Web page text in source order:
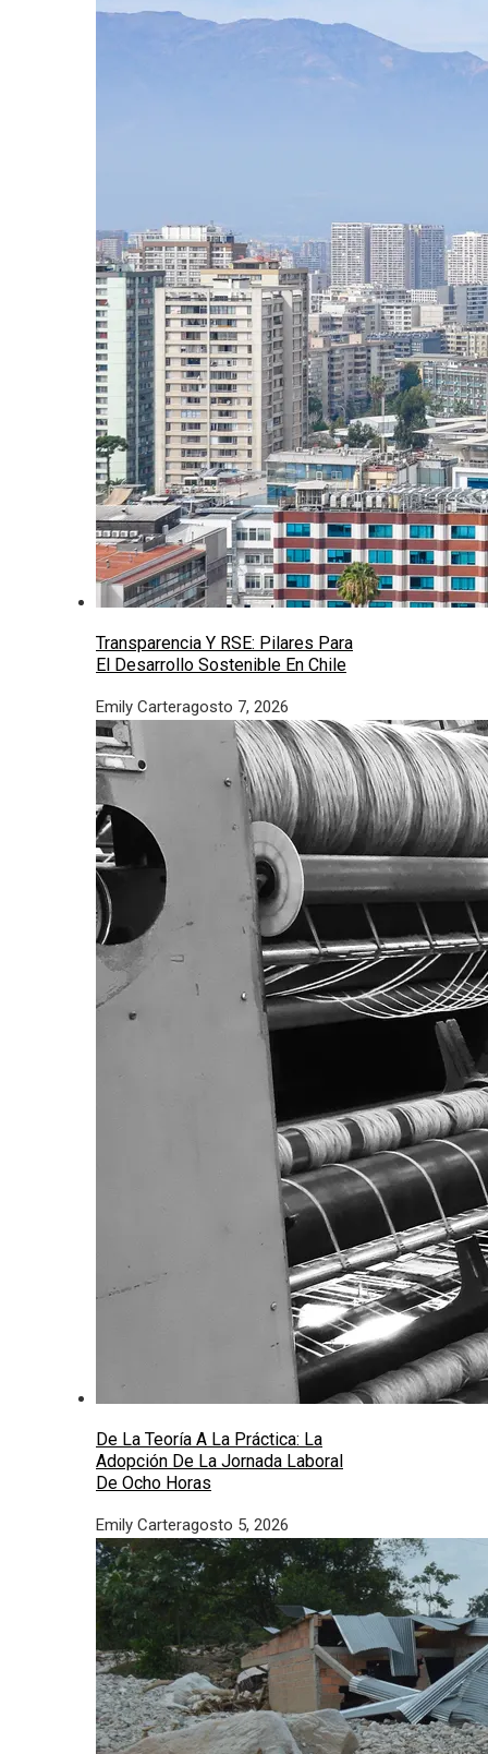
Transparencia Y RSE: Pilares Para
El Desarrollo Sostenible En Chile
Emily Carteragosto 7, 2026
De La Teoría A La Práctica: La
Adopción De La Jornada Laboral
De Ocho Horas
Emily Carteragosto 5, 2026